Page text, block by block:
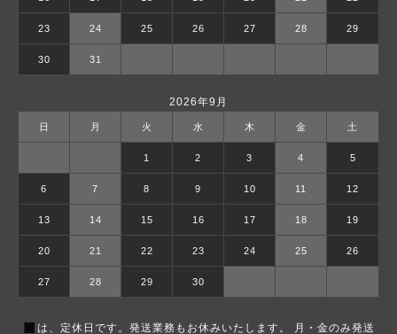
23 24 25 26 27 28 29
30 31
2026年9月
日 月 火 水 木 金 土
1 2 3 4 5
6 7 8 9 10 11 12
13 14 15 16 17 18 19
20 21 22 23 24 25 26
27 28 29 30
■ は、定休日です。発送業務もお休みいたします。 月・金のみ発送